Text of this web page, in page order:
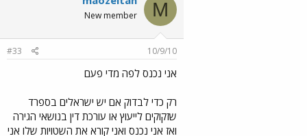
M
New member
10/9/10
#33
אני נכנס לפה מדי פעם
רק כדי לבדוק אם יש ישראלים בספרד
שזקוקים לייעוץ או עורכת דין בנושאי הגירה
ואז אני נכנס ואני קורא את השטויות שלו אני